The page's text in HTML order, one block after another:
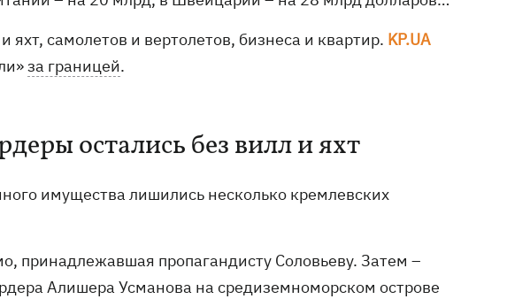
самолетов и вертолетов, бизнеса и квартир. KP.UA
за границей.
остались без вилл и яхт
имущества лишились несколько кремлевских
принадлежавшая пропагандисту Соловьеву. Затем –
Алишера Усманова на средиземноморском острове